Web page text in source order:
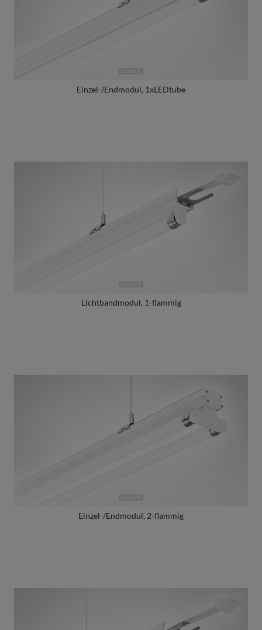
Einzel-/Endmodul, 1xLEDtube
Lichtbandmodul, 1-flammig
Einzel-/Endmodul, 2-flammig